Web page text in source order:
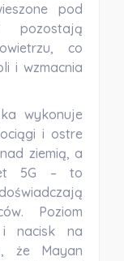
pod
pozostają
co
i wzmacnia
wykonuje
i ostre
ziemią, a
5G – to
Poziom
i nacisk na
że Mayan